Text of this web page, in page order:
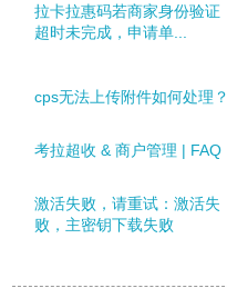
拉卡拉惠码若商家身份验证
超时未完成，申请单...
cps无法上传附件如何处理？
考拉超收 & 商户管理 | FAQ
激活失败，请重试：激活失
败，主密钥下载失败